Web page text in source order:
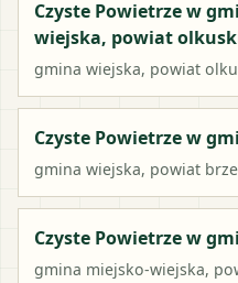
Czyste Powietrze w
wiejska, powiat
gmina wiejska, powiat
Czyste Powietrze w
gmina wiejska, powiat
Czyste Powietrze w
gmina miejsko-wiejska,